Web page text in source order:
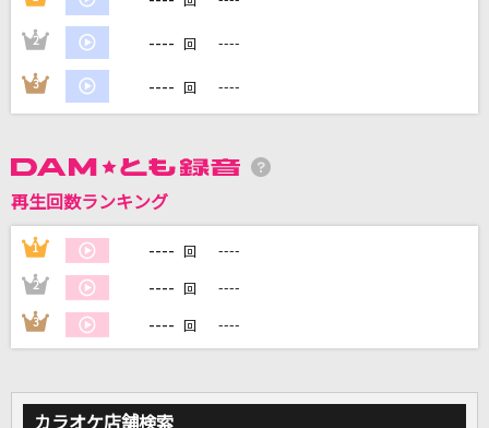
AKASAKI
藤井 風
Official髭男dism
プラトニック・プラネット(Ultimate Juice Ve
r.)
Juice=Juice
もっと見る
DAMの新曲・ランキングなど
カラオケ最新情報をチェック！
2 ---- 回 ----
3 ---- 回 ----
再生回数ランキング
1 ---- 回 ----
2 ---- 回 ----
3 ---- 回 ----
カラオケ店舗検索